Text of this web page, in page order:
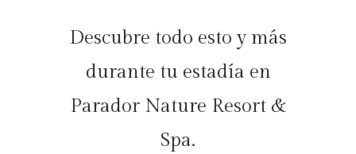
Descubre todo esto y más
durante tu estadía en
Parador Nature Resort &
Spa.